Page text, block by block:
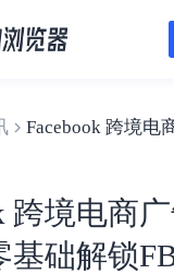
Facebook 跨境电
跨境电商
基础解锁